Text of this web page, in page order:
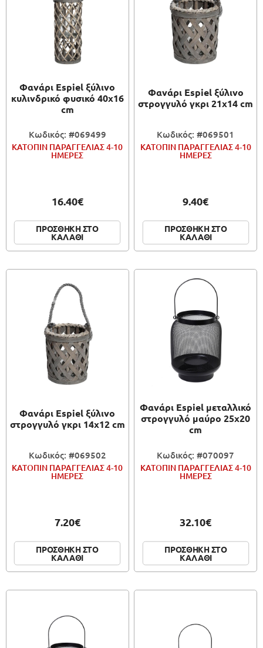
Φανάρι Espiel ξύλινο
κυλινδρικό φυσικό 40x16
cm
Κωδικός: #069499
ΚΑΤΟΠΙΝ ΠΑΡΑΓΓΕΛΙΑΣ 4-10
ΗΜΕΡΕΣ
16.40€
ΠΡΟΣΘΗΚΗ ΣΤΟ
ΚΑΛΑΘΙ
Φανάρι Espiel ξύλινο
στρογγυλό γκρι 21x14 cm
Κωδικός: #069501
ΚΑΤΟΠΙΝ ΠΑΡΑΓΓΕΛΙΑΣ 4-10
ΗΜΕΡΕΣ
9.40€
ΠΡΟΣΘΗΚΗ ΣΤΟ
ΚΑΛΑΘΙ
Φανάρι Espiel ξύλινο
στρογγυλό γκρι 14x12 cm
Κωδικός: #069502
ΚΑΤΟΠΙΝ ΠΑΡΑΓΓΕΛΙΑΣ 4-10
ΗΜΕΡΕΣ
7.20€
ΠΡΟΣΘΗΚΗ ΣΤΟ
ΚΑΛΑΘΙ
Φανάρι Espiel μεταλλικό
στρογγυλό μαύρο 25x20
cm
Κωδικός: #070097
ΚΑΤΟΠΙΝ ΠΑΡΑΓΓΕΛΙΑΣ 4-10
ΗΜΕΡΕΣ
32.10€
ΠΡΟΣΘΗΚΗ ΣΤΟ
ΚΑΛΑΘΙ